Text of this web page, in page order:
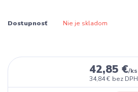
Dostupnosť Nie je skladom
42,85 €/ks
34,84 € bez DPH